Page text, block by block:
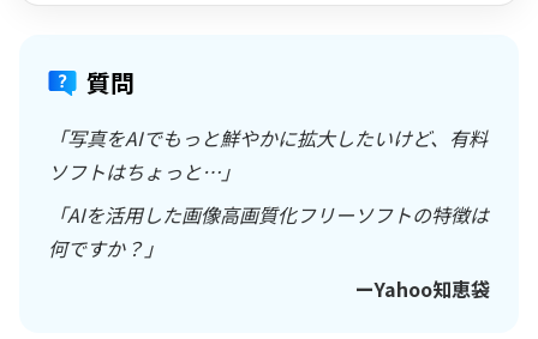
質問
「写真をAIでもっと鮮やかに拡大したいけど、有料
ソフトはちょっと…」
「AIを活用した画像高画質化フリーソフトの特徴は
何ですか？」
ーYahoo知恵袋